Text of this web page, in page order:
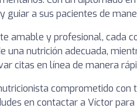
guiar a sus pacientes de
amable y profesional, cada
una nutrición adecuada,
citas en línea de manera
comprometido
en contactar a Víctor